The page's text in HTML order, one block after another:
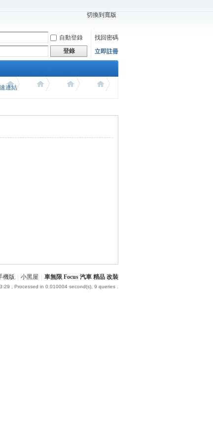
切換到寬版
自動登錄
找回密碼
登錄 立即註冊
連結
機版 小黑屋 車無限 Focus 汽車 精品 改裝
, Processed in 0.010004 second(s), 9 queries .